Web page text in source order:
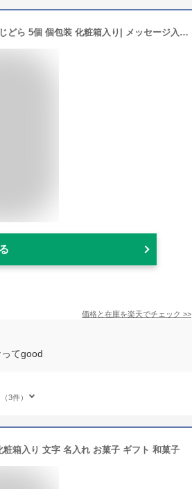
おばあちゃん いつまでも お元気で 文字入りどら焼き もじどら 5個 個包装 化粧箱入り| メッセージ入り 誕生日プレゼント 還暦 祝い 米寿 プレゼント 喜寿 出産 内祝い 80歳 お祝い 傘寿 古希 百寿 お菓子 卒寿 長寿祝い ギフト スイーツ どらやき 祖母 ありがとう 和菓子
価格と在庫を楽天でチェック >>
てgood
3件）
箱入り 文字 名入れ お菓子 ギフト 和菓子